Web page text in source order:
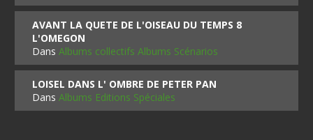
AVANT LA QUETE DE L'OISEAU DU TEMPS 8
L'OMEGON
DansAlbums collectifs Albums Scénarios
LOISEL DANS L' OMBRE DE PETER PAN
DansAlbums Editions Spéciales